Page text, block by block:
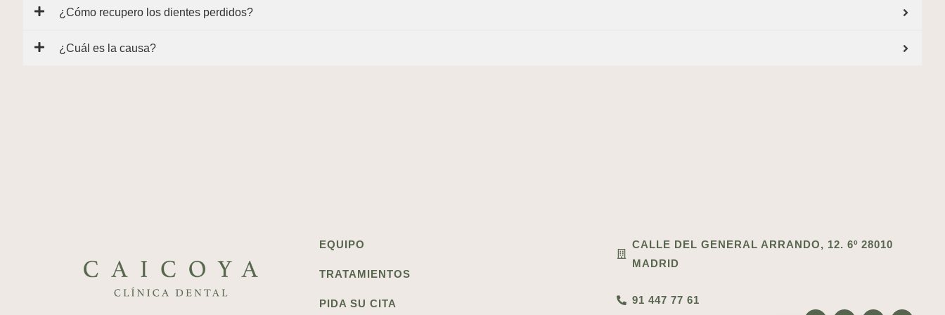
¿Cómo recupero los dientes perdidos?
¿Cuál es la causa?
EQUIPO
TRATAMIENTOS
PIDA SU CITA
CALLE DEL GENERAL ARRANDO, 12. 6º 28010
MADRID
91 447 77 61